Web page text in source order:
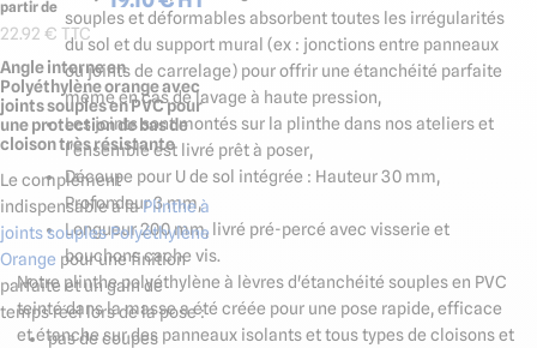
partir de
22.92 € TTC
Angle interne en
Polyéthylène orange avec
joints souples en PVC pour
une protection de bas de
cloison très résistante
Le complément
indispensable à laPlinthe à
joints souples Polyéthylène
Orange pour une finition
parfaite et un gain de
temps réel lors de la pose :
pas de coupes
souples et déformables absorbent toutes les irrégularités
du sol et du support mural (ex : jonctions entre panneaux
ou joints de carrelage) pour offrir une étanchéité parfaite
même en cas de lavage à haute pression,
Les joints sont montés sur la plinthe dans nos ateliers et
l'ensemble est livré prêt à poser,
Découpe pour U de sol intégrée : Hauteur 30 mm,
Profondeur 3 mm,
Longueur 200 mm, livré pré-percé avec visserie et
bouchons cache vis.
Notre plinthe polyéthylène à lèvres d'étanchéité souples en PVC
teinté dans la masse a été créée pour une pose rapide, efficace
et étanche sur des panneaux isolants et tous types de cloisons et